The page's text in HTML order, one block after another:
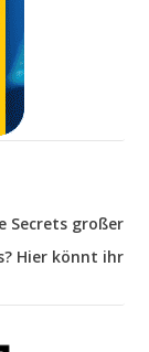
Secrets großer
Hier könnt ihr